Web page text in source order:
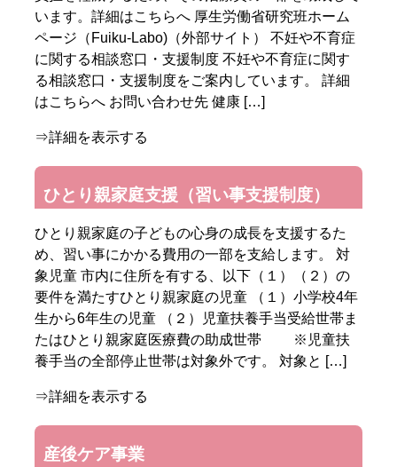
います。詳細はこちらへ 厚生労働省研究班ホーム
ページ（Fuiku-Labo)（外部サイト） 不妊や不育症
に関する相談窓口・支援制度 不妊や不育症に関す
る相談窓口・支援制度をご案内しています。 詳細
はこちらへ お問い合わせ先 健康 […]
⇒詳細を表示する
ひとり親家庭支援（習い事支援制度）
ひとり親家庭の子どもの心身の成長を支援するた
め、習い事にかかる費用の一部を支給します。 対
象児童 市内に住所を有する、以下（１）（２）の
要件を満たすひとり親家庭の児童 （１）小学校4年
生から6年生の児童 （２）児童扶養手当受給世帯ま
たはひとり親家庭医療費の助成世帯 ※児童扶
養手当の全部停止世帯は対象外です。 対象と […]
⇒詳細を表示する
産後ケア事業